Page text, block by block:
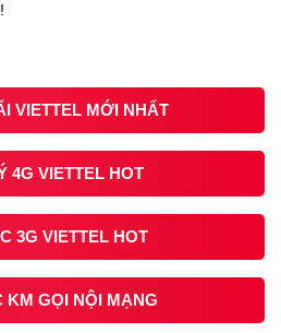
VIETTEL MỚI NHẤT
4G VIETTEL HOT
3G VIETTEL HOT
KM GỌI NỘI MẠNG